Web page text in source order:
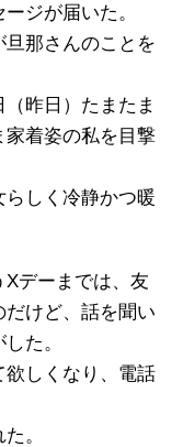
ジが届いた。
那さんのことを
昨日）たまたま
着姿の私を目撃
しく冷静かつ暖
デーまでは、友
だけど、話を聞い
た。
欲しくなり、電話
。